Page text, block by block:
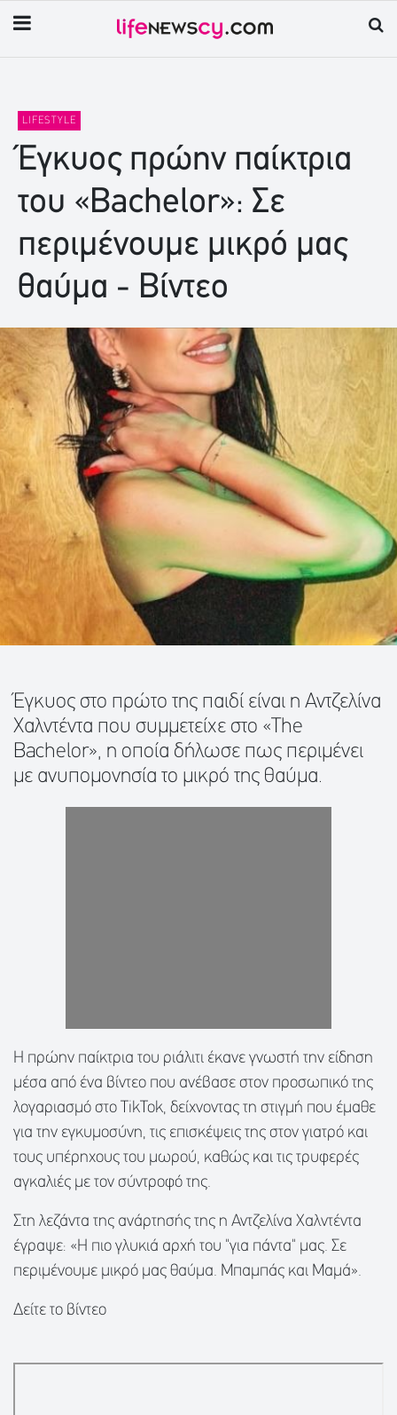
LIFESTYLE
Έγκυος πρώην παίκτρια
του «Bachelor»: Σε
περιμένουμε μικρό μας
θαύμα - Βίντεο
Έγκυος στο πρώτο της παιδί είναι η Αντζελίνα
Χαλντέντα που συμμετείχε στο «The
Bachelor», η οποία δήλωσε πως περιμένει
με ανυπομονησία το μικρό της θαύμα.
Η πρώην παίκτρια του ριάλιτι έκανε γνωστή την είδηση
μέσα από ένα βίντεο που ανέβασε στον προσωπικό της
λογαριασμό στο TikTok, δείχνοντας τη στιγμή που έμαθε
για την εγκυμοσύνη, τις επισκέψεις της στον γιατρό και
τους υπέρηχους του μωρού, καθώς και τις τρυφερές
αγκαλιές με τον σύντροφό της.
Στη λεζάντα της ανάρτησής της η Αντζελίνα Χαλντέντα
έγραψε: «Η πιο γλυκιά αρχή του "για πάντα" μας. Σε
περιμένουμε μικρό μας θαύμα. Μπαμπάς και Μαμά».
Δείτε το βίντεο